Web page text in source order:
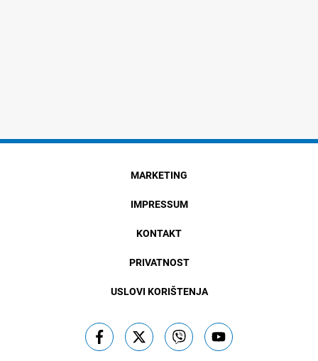
MARKETING
IMPRESSUM
KONTAKT
PRIVATNOST
USLOVI KORIŠTENJA